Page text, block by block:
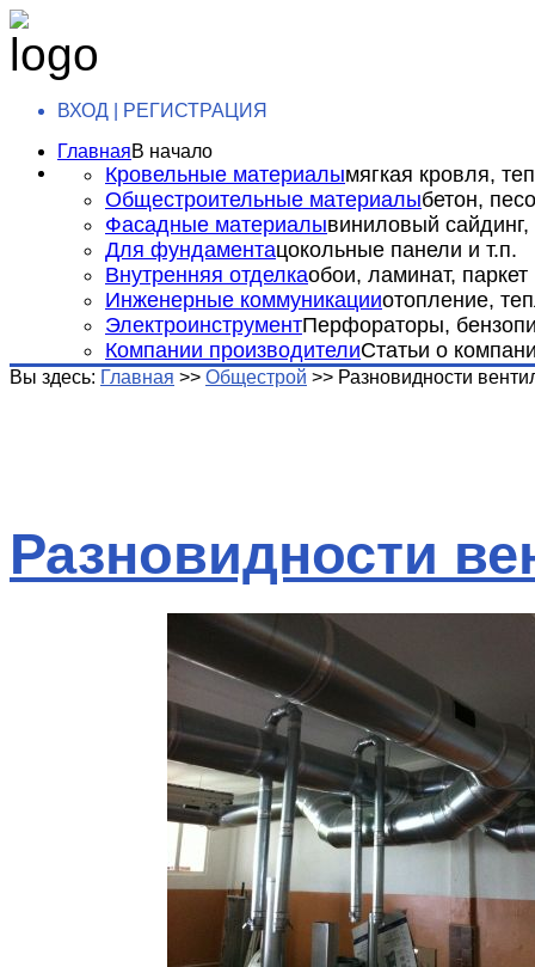
ВХОД | РЕГИСТРАЦИЯ
ГлавнаяВ начало
Кровельные материалымягкая кровля,
Общестроительные материалыбетон,
Фасадные материалывиниловый сайдинг,
Для фундаментацокольные панели и т.п.
Внутренняя отделкаобои, ламинат, паркет
Инженерные коммуникацииотопление,
ЭлектроинструментПерфораторы,
Компании производителиСтатьи о
Вы здесь: Главная >> Общестрой >> Разновидности
Разновидности